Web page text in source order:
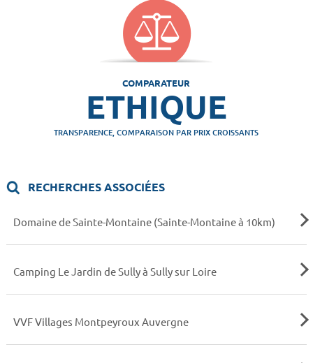
COMPARATEUR
ETHIQUE
TRANSPARENCE, COMPARAISON PAR PRIX CROISSANTS
RECHERCHES ASSOCIÉES
Domaine de Sainte-Montaine (Sainte-Montaine à 10km)
Camping Le Jardin de Sully à Sully sur Loire
VVF Villages Montpeyroux Auvergne